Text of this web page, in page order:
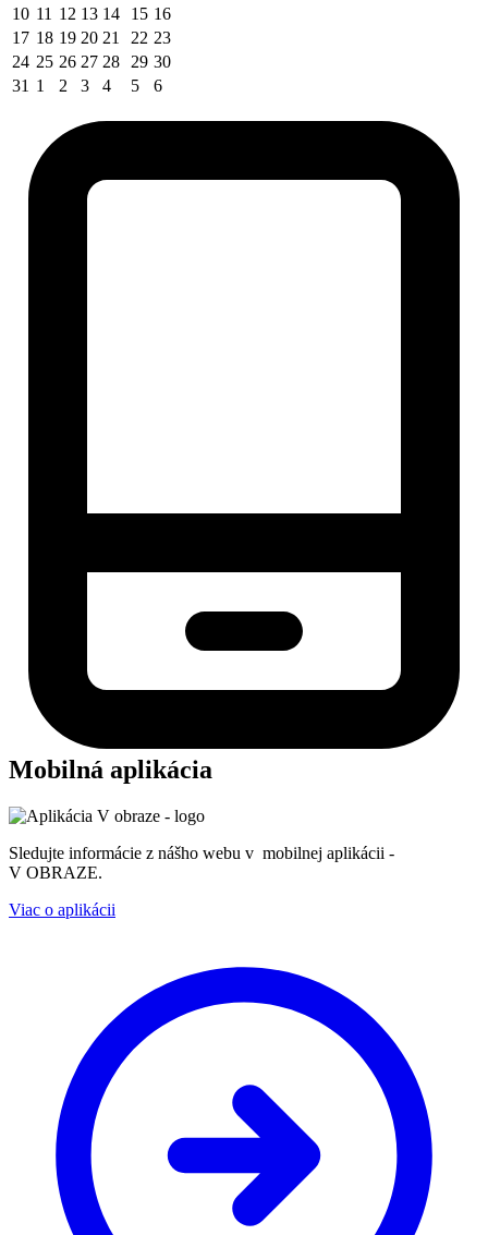
10 11 12 13 14 15 16
17 18 19 20 21 22 23
24 25 26 27 28 29 30
31 1 2 3 4 5 6
Mobilná aplikácia
Sledujte informácie z nášho webu v mobilnej aplikácii -
V OBRAZE.
Viac o aplikácii